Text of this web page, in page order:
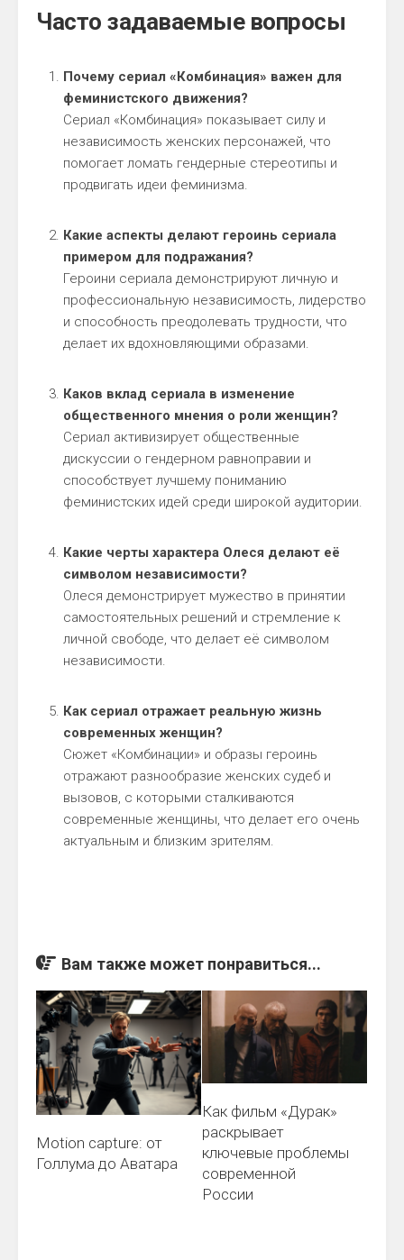
Часто задаваемые вопросы
Почему сериал «Комбинация» важен для
феминистского движения?
Сериал «Комбинация» показывает силу и
независимость женских персонажей, что
помогает ломать гендерные стереотипы и
продвигать идеи феминизма.
Какие аспекты делают героинь сериала
примером для подражания?
Героини сериала демонстрируют личную и
профессиональную независимость, лидерство
и способность преодолевать трудности, что
делает их вдохновляющими образами.
Каков вклад сериала в изменение
общественного мнения о роли женщин?
Сериал активизирует общественные
дискуссии о гендерном равноправии и
способствует лучшему пониманию
феминистских идей среди широкой аудитории.
Какие черты характера Олеся делают её
символом независимости?
Олеся демонстрирует мужество в принятии
самостоятельных решений и стремление к
личной свободе, что делает её символом
независимости.
Как сериал отражает реальную жизнь
современных женщин?
Сюжет «Комбинации» и образы героинь
отражают разнообразие женских судеб и
вызовов, с которыми сталкиваются
современные женщины, что делает его очень
актуальным и близким зрителям.
Вам также может понравиться...
Motion capture: от
Голлума до Аватара
Как фильм «Дурак»
раскрывает
ключевые проблемы
современной
России